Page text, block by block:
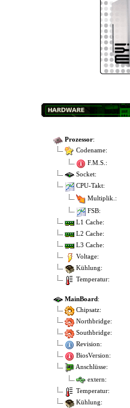
Prozessor:
Codename:
F.M.S.:
Socket:
CPU-Takt:
Multiplik.:
FSB:
L1 Cache:
L2 Cache:
L3 Cache:
Voltage:
Kühlung:
Temperatur:
MainBoard:
Chipsatz:
Northbridge:
Southbridge:
Revision:
BiosVersion:
Anschlüsse:
extern:
Temperatur:
Kühlung: